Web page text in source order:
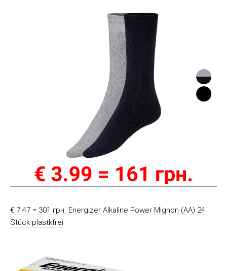
€ 7.47 = 301 грн. Energizer Alkaline Power Mignon (AA) 24
Stück plastkfrei